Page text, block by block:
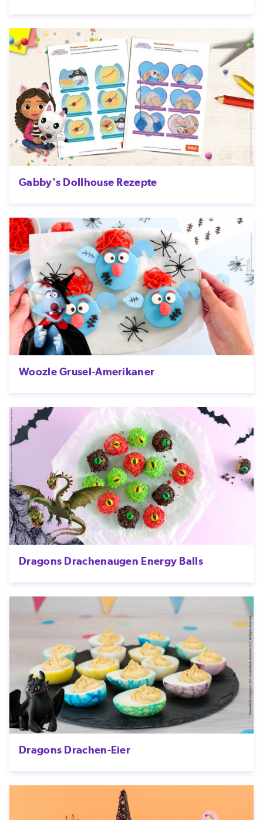
Gabby's Dollhouse Rezepte
Woozle Grusel-Amerikaner
Dragons Drachenaugen Energy Balls
Dragons Drachen-Eier